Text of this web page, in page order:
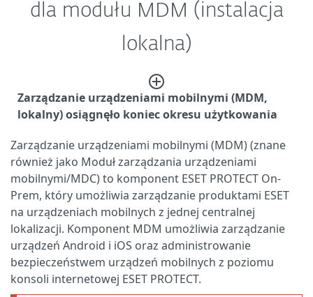
dla modułu MDM (instalacja
lokalna)
Zarządzanie urządzeniami mobilnymi (MDM,
lokalny) osiągnęło koniec okresu użytkowania
Zarządzanie urządzeniami mobilnymi (MDM) (znane
również jako Moduł zarządzania urządzeniami
mobilnymi/MDC) to komponent ESET PROTECT On-
Prem, który umożliwia zarządzanie produktami ESET
na urządzeniach mobilnych z jednej centralnej
lokalizacji. Komponent MDM umożliwia zarządzanie
urządzeń Android i iOS oraz administrowanie
bezpieczeństwem urządzeń mobilnych z poziomu
konsoli internetowej ESET PROTECT.